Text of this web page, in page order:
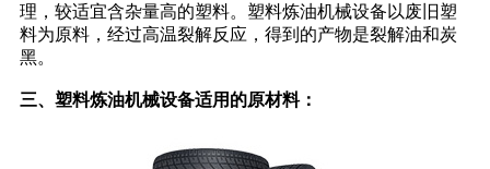
理，较适宜含杂量高的塑料。塑料炼油机械设备以废旧塑
料为原料，经过高温裂解反应，得到的产物是裂解油和炭
黑。
三、塑料炼油机械设备适用的原材料：